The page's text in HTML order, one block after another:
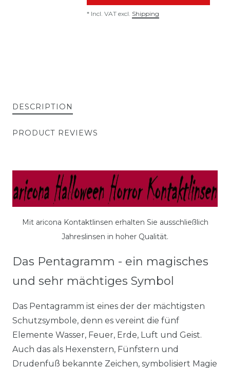
* Incl. VAT excl. Shipping
DESCRIPTION
PRODUCT REVIEWS
Mit aricona Kontaktlinsen erhalten Sie ausschließlich
Jahreslinsen in hoher Qualität.
Das Pentagramm - ein magisches
und sehr mächtiges Symbol
Das Pentagramm ist eines der der mächtigsten
Schutzsymbole, denn es vereint die fünf
Elemente Wasser, Feuer, Erde, Luft und Geist.
Auch das als Hexenstern, Fünfstern und
Drudenfuß bekannte Zeichen, symbolisiert Magie